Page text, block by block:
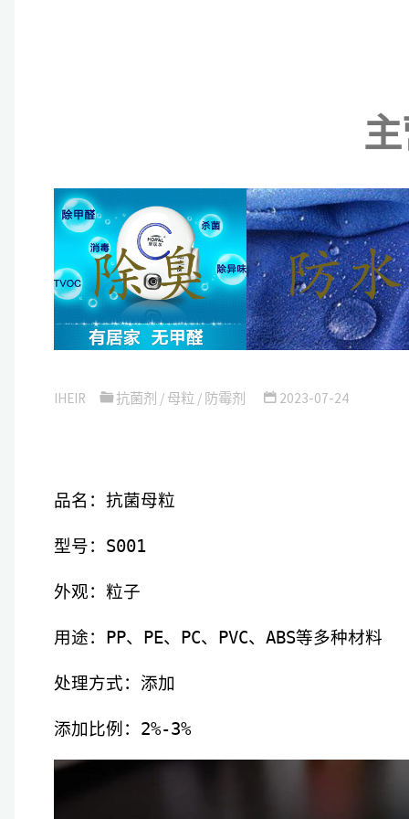
IHEIR 抗菌剂 / 母粒 / 防霉剂 2023-07-24
品名：抗菌母粒
型号：S001
外观：粒子
用途：PP、PE、PC、PVC、ABS等多种材料
处理方式：添加
添加比例：2%-3%